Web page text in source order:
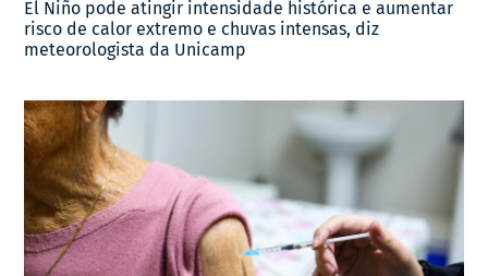
El Niño pode atingir intensidade histórica e aumentar
risco de calor extremo e chuvas intensas, diz
meteorologista da Unicamp